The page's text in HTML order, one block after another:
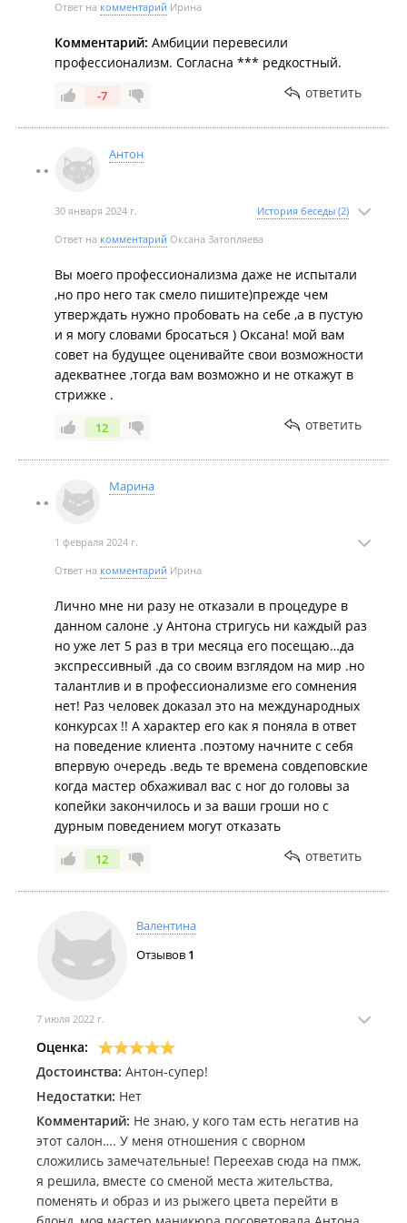
Ответ на комментарий Ирина
Комментарий: Амбиции перевесили
профессионализм. Согласна *** редкостный.
-7 ответить
Антон
30 января 2024 г. История беседы (2)
Ответ на комментарий Оксана Затопляева
Вы моего профессионализма даже не испытали
,но про него так смело пишите)прежде чем
утверждать нужно пробовать на себе ,а в пустую
и я могу словами бросаться ) Оксана! мой вам
совет на будущее оценивайте свои возможности
адекватнее ,тогда вам возможно и не откажут в
стрижке .
12 ответить
Марина
1 февраля 2024 г.
Ответ на комментарий Ирина
Лично мне ни разу не отказали в процедуре в
данном салоне .у Антона стригусь ни каждый раз
но уже лет 5 раз в три месяца его посещаю…да
экспрессивный .да со своим взглядом на мир .но
талантлив и в профессионализме его сомнения
нет! Раз человек доказал это на международных
конкурсах !! А характер его как я поняла в ответ
на поведение клиента .поэтому начните с себя
впервую очередь .ведь те времена совдеповские
когда мастер обхаживал вас с ног до головы за
копейки закончилось и за ваши гроши но с
дурным поведением могут отказать
12 ответить
Валентина
Отзывов 1
7 июля 2022 г.
Оценка:
Достоинства: Антон-супер!
Недостатки: Нет
Комментарий: Не знаю, у кого там есть негатив на
этот салон…. У меня отношения с сворном
сложились замечательные! Переехав сюда на пмж,
я решила, вместе со сменой места жительства,
поменять и образ и из рыжего цвета перейти в